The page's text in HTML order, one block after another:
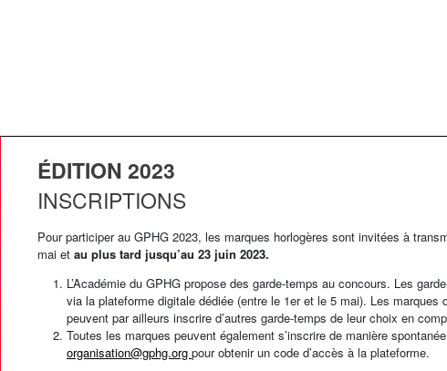
ÉDITION 2023
INSCRIPTIONS
Pour participer au GPHG 2023, les marques horlogères sont invitées à
mai et au plus tard jusqu’au 23 juin 2023.
L’Académie du GPHG propose des garde-temps au concours. Les
via la plateforme digitale dédiée (entre le 1er et le 5 mai). Les marques
peuvent par ailleurs inscrire d’autres garde-temps de leur choix en
Toutes les marques peuvent également s’inscrire de manière
organisation@gphg.org pour obtenir un code d’accès à la plateforme.